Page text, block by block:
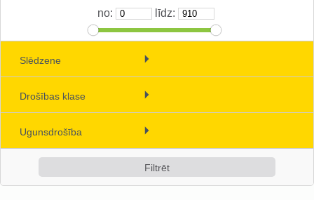
no: līdz:
Slēdzene
Biometriskā (0)
Drošības klase
1 (25)
Ugunsdrošība
30 min (77)
60 min (85)
Naudas kastes un depozīta seifi
Individuālie seifi ()
Naudas glabātuves un bruņu
durvis (0)
Ielogoties
Reģistrēties